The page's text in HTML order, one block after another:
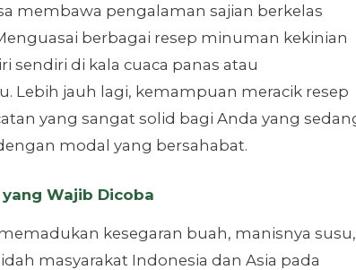
membawa pengalaman sajian berkelas
berbagai resep minuman kekinian
di kala cuaca panas atau
jauh lagi, kemampuan meracik resep
yang sangat solid bagi Anda yang
modal yang bersahabat.
Wajib Dicoba
kesegaran buah, manisnya susu,
masyarakat Indonesia dan Asia pada